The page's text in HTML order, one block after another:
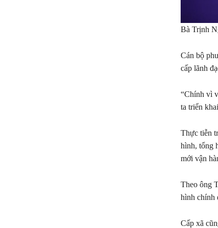
Bà Trịnh
Cán bộ
cấp lãnh
“Chính vì
ta triển
Thực tiễn
hình, tổng
mới vận
Theo ông
hình chính
Cấp xã